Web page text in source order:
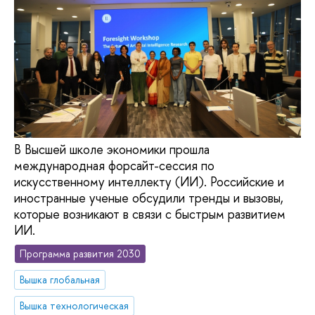
В Высшей школе экономики прошла
международная форсайт-сессия по
искусственному интеллекту (ИИ). Российские и
иностранные ученые обсудили тренды и вызовы,
которые возникают в связи с быстрым развитием
ИИ.
Программа развития 2030
Вышка глобальная
Вышка технологическая